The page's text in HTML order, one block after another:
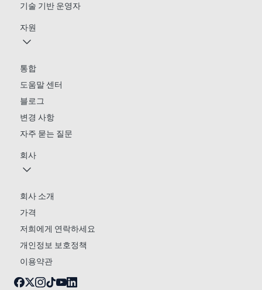
기술 기반 운영자
자원
통합
도움말 센터
블로그
변경 사항
자주 묻는 질문
회사
회사 소개
가격
저희에게 연락하세요
개인정보 보호정책
이용약관